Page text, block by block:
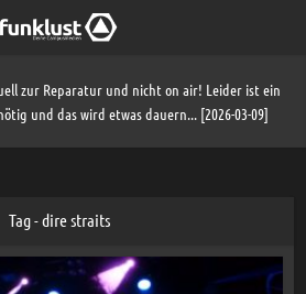
zur Reparatur und nicht on air! Leider ist ein
und das wird etwas dauern... [2026-03-09]
Tag - dire straits